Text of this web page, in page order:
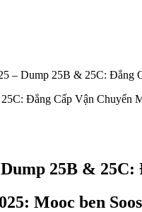
– Dump 25B & 25C: Đẳng
Đẳng Cấp Vận Chuyển
Dump 25B &
Mooc ben